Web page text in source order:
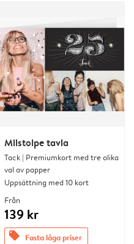
Milstolpe tavla
Tack | Premiumkort med tre olika
val av papper
Uppsättning med 10 kort
Från
139 kr
offers Fasta låga priser